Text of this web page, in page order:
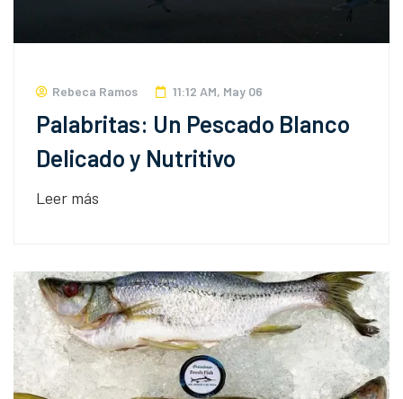
Rebeca Ramos 11:12 AM, May 06
Palabritas: Un Pescado Blanco
Delicado y Nutritivo
Leer más